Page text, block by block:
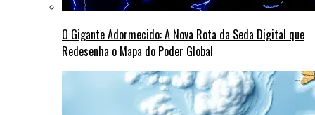
O Gigante Adormecido: A Nova Rota da Seda Digital que
Redesenha o Mapa do Poder Global